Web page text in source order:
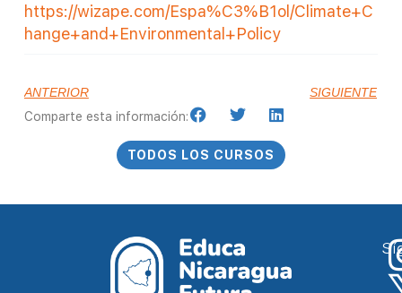
https://wizape.com/Espa%C3%B1ol/Climate+C
hange+and+Environmental+Policy
ANTERIOR
SIGUIENTE
Comparte esta información:
TODOS LOS CURSOS